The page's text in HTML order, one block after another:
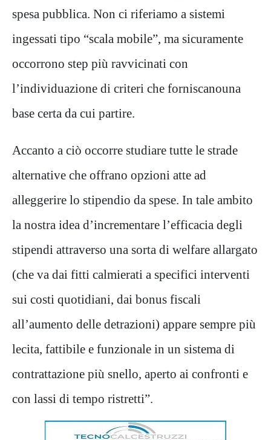
spesa pubblica. Non ci riferiamo a sistemi
ingessati tipo “scala mobile”, ma sicuramente
occorrono step più ravvicinati con
l’individuazione di criteri che forniscanouna
base certa da cui partire.
Accanto a ciò occorre studiare tutte le strade
alternative che offrano opzioni atte ad
alleggerire lo stipendio da spese. In tale ambito
la nostra idea d’incrementare l’efficacia degli
stipendi attraverso una sorta di welfare allargato
(che va dai fitti calmierati a specifici interventi
sui costi quotidiani, dai bonus fiscali
all’aumento delle detrazioni) appare sempre più
lecita, fattibile e funzionale in un sistema di
contrattazione più snello, aperto ai confronti e
con lassi di tempo ristretti”.